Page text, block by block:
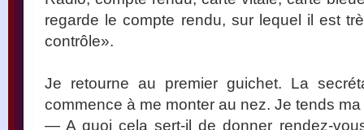
regarde le compte rendu, sur lequel il est
contrôle».
Je retourne au premier guichet. La
commence à me monter au nez. Je tends ma
— A quoi cela sert-il de donner rendez-